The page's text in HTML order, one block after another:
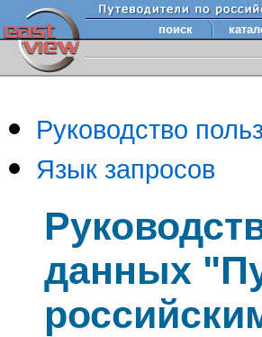
поиск
Руководство
Язык запросов
данных